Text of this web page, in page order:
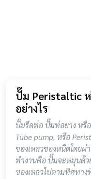
ปั๊ม Peristaltic
อย่างไร
ปั๊มรีดท่อ ปั๊มท่อยาง หรื
Tube pump, หรือ
ของเหลวของหนืดโดย
ทำงานคือ ปั๊มจะหมุนด้ว
ของเหลวไปตามทิศทาง